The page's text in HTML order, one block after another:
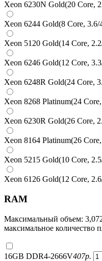
Xeon 6230N Gold(20 Core,
Xeon 6244 Gold(8 Core,
Xeon 5120 Gold(14 Core,
Xeon 6246 Gold(12 Core,
Xeon 6248R Gold(24 Core,
Xeon 8268 Platinum(24
Xeon 6230R Gold(26 Core,
Xeon 8164 Platinum(26
Xeon 5215 Gold(10 Core,
Xeon 6126 Gold(12 Core,
RAM
Максимальный объем:
максимальное количество
16GB DDR4-2666V407р.